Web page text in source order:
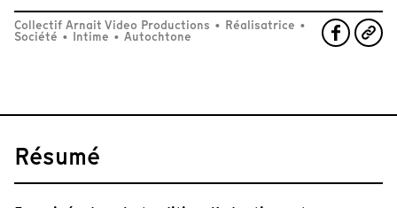
Collectif Arnait Video Productions • Réalisatrice •
Société • Intime • Autochtone
Résumé